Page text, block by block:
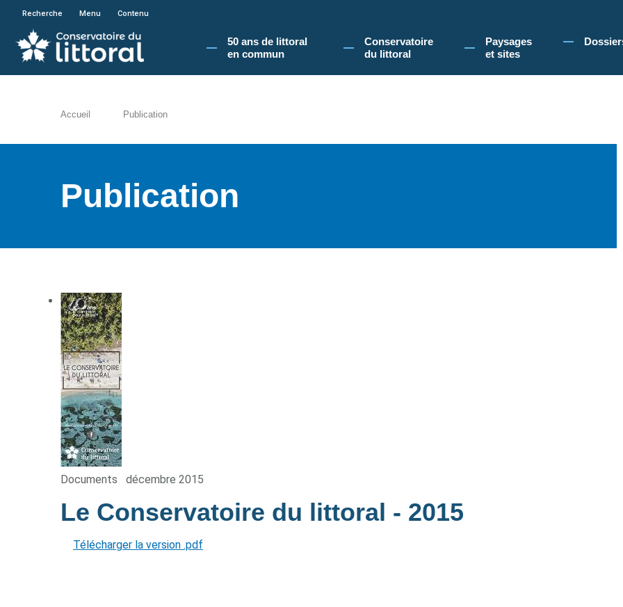
En poursuivant votre navigation sur le site du Conservatoire du littoral, vous acceptez l'utilisation de cookies pour vous
Recherche Menu Contenu
50 ans de littoral
en commun​
Conservatoire
du littoral
Paysages
et sites
Accueil Publication
Publication
Documents décembre 2015
Le Conservatoire du littoral - 2015
Télécharger la version .pdf